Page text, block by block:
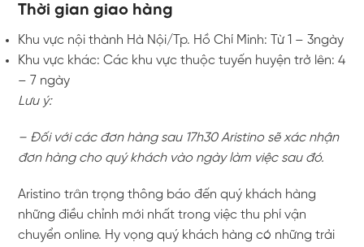
Thời gian giao hàng
Khu vực nội thành Hà Nội/Tp. Hồ Chí Minh: Từ 1 – 3ngày
Khu vực khác: Các khu vực thuộc tuyến huyện trở lên: 4
– 7 ngày
Lưu ý:
– Đối với các đơn hàng sau 17h30 Aristino sẽ xác nhận
đơn hàng cho quý khách vào ngày làm việc sau đó.
Aristino trân trọng thông báo đến quý khách hàng
những điều chỉnh mới nhất trong việc thu phí vận
chuyển online. Hy vọng quý khách hàng có những trải